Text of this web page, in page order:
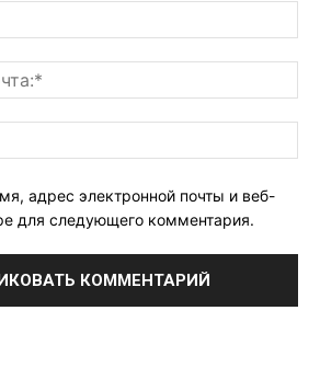
адрес электронной почты и веб-
для следующего комментария.